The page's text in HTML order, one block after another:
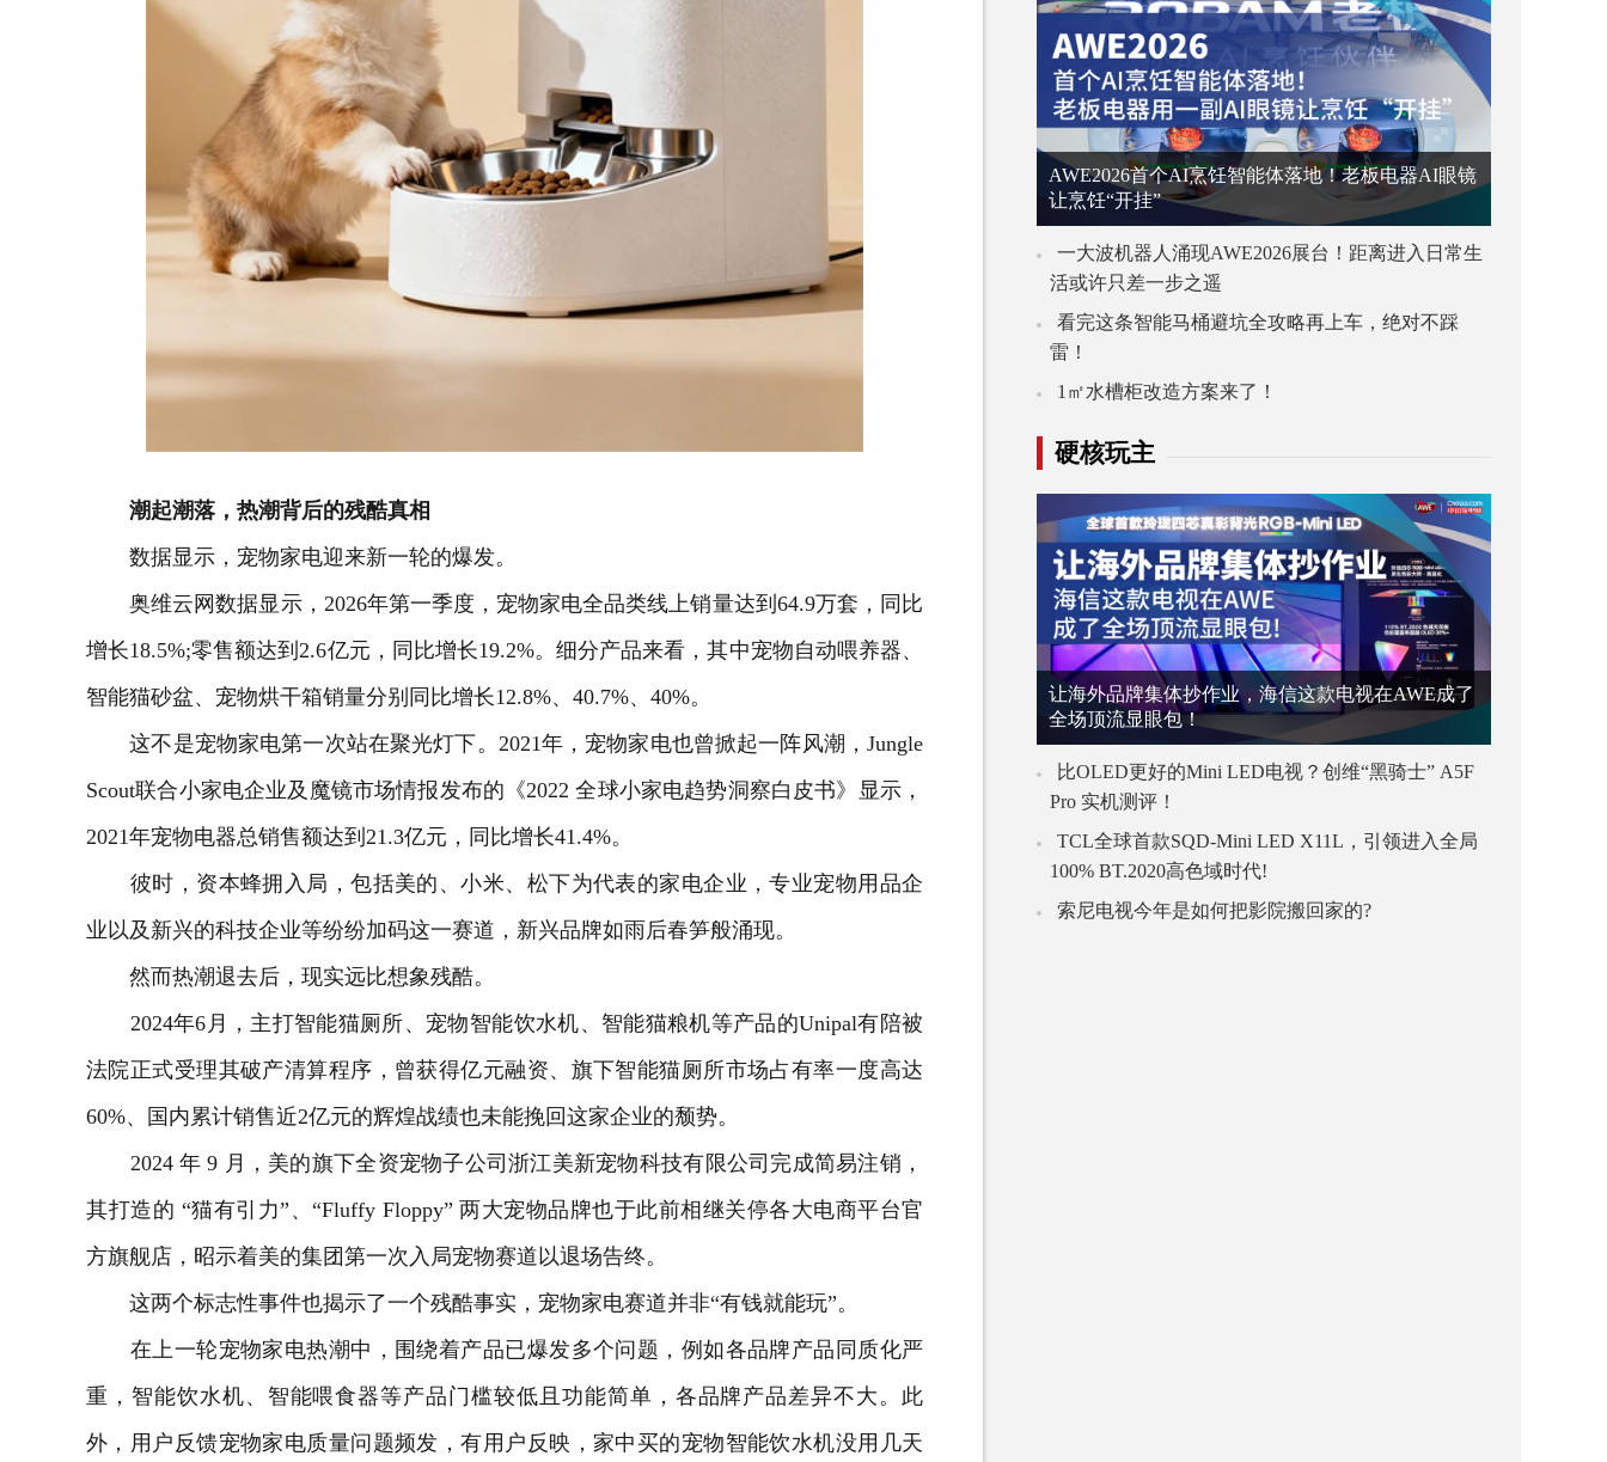
潮起潮落，热潮背后的残酷真相
数据显示，宠物家电迎来新一轮的爆发。
奥维云网数据显示，2026年第一季度，宠物家电全品类线上销量达到64.9万套，同比
增长18.5%;零售额达到2.6亿元，同比增长19.2%。细分产品来看，其中宠物自动喂养器、
智能猫砂盆、宠物烘干箱销量分别同比增长12.8%、40.7%、40%。
这不是宠物家电第一次站在聚光灯下。2021年，宠物家电也曾掀起一阵风潮，Jungle
Scout联合小家电企业及魔镜市场情报发布的《2022 全球小家电趋势洞察白皮书》显示，
2021年宠物电器总销售额达到21.3亿元，同比增长41.4%。
彼时，资本蜂拥入局，包括美的、小米、松下为代表的家电企业，专业宠物用品企
业以及新兴的科技企业等纷纷加码这一赛道，新兴品牌如雨后春笋般涌现。
然而热潮退去后，现实远比想象残酷。
2024年6月，主打智能猫厕所、宠物智能饮水机、智能猫粮机等产品的Unipal有陪被
法院正式受理其破产清算程序，曾获得亿元融资、旗下智能猫厕所市场占有率一度高达
60%、国内累计销售近2亿元的辉煌战绩也未能挽回这家企业的颓势。
2024 年 9 月，美的旗下全资宠物子公司浙江美新宠物科技有限公司完成简易注销，
其打造的 “猫有引力”、“Fluffy Floppy” 两大宠物品牌也于此前相继关停各大电商平台官
方旗舰店，昭示着美的集团第一次入局宠物赛道以退场告终。
这两个标志性事件也揭示了一个残酷事实，宠物家电赛道并非“有钱就能玩”。
在上一轮宠物家电热潮中，围绕着产品已爆发多个问题，例如各品牌产品同质化严
重，智能饮水机、智能喂食器等产品门槛较低且功能简单，各品牌产品差异不大。此
外，用户反馈宠物家电质量问题频发，有用户反映，家中买的宠物智能饮水机没用几天
AWE2026首个AI烹饪智能体落地！老板电器AI眼镜
让烹饪“开挂”
一大波机器人涌现AWE2026展台！距离进入日常生
活或许只差一步之遥
看完这条智能马桶避坑全攻略再上车，绝对不踩
雷！
1㎡水槽柜改造方案来了！
硬核玩主
让海外品牌集体抄作业，海信这款电视在AWE成了
全场顶流显眼包！
比OLED更好的Mini LED电视？创维“黑骑士” A5F
Pro 实机测评！
TCL全球首款SQD-Mini LED X11L，引领进入全局
100% BT.2020高色域时代!
索尼电视今年是如何把影院搬回家的?